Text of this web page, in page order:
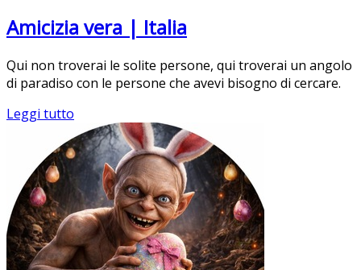
Amicizia vera | Italia
Qui non troverai le solite persone, qui troverai un angolo
di paradiso con le persone che avevi bisogno di cercare.
Leggi tutto